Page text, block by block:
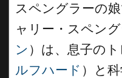
スペングラーの
ャリー・スペン
ン ）は、息子の
ルフハード ）と